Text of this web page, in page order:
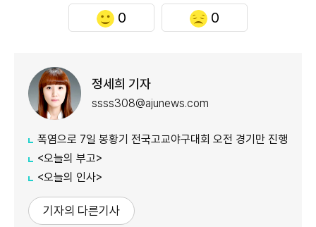
0 0
정세희 기자
ssss308@ajunews.com
폭염으로 7일 봉황기 전국고교야구대회 오전 경기만 진행
<오늘의 부고>
<오늘의 인사>
기자의 다른기사